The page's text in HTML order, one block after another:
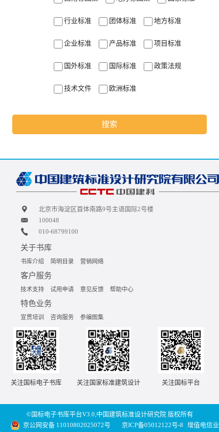
行业标准 团体标准 地方标准
企业标准 产品标准 项目标准
国外标准 国际标准 政策法规
技术文件 欧洲标准
搜索
北京市海淀区首体南路9号主语国际2号楼
100048
010-68799100
关于书库
书库介绍 简明目录 营销网络
客户服务
技术支持 试用申请 意见反馈 帮助中心
特色业务
宣贯培训 咨询服务 参编图集
关注国标电子书库 关注国家标准建筑设计 关注国标平台
©国标电子书库平台V3.0,中国建筑标准设计研究院 版权所有
京公网安备 11010802025072号
京ICP备05012122号-8 增值电信业